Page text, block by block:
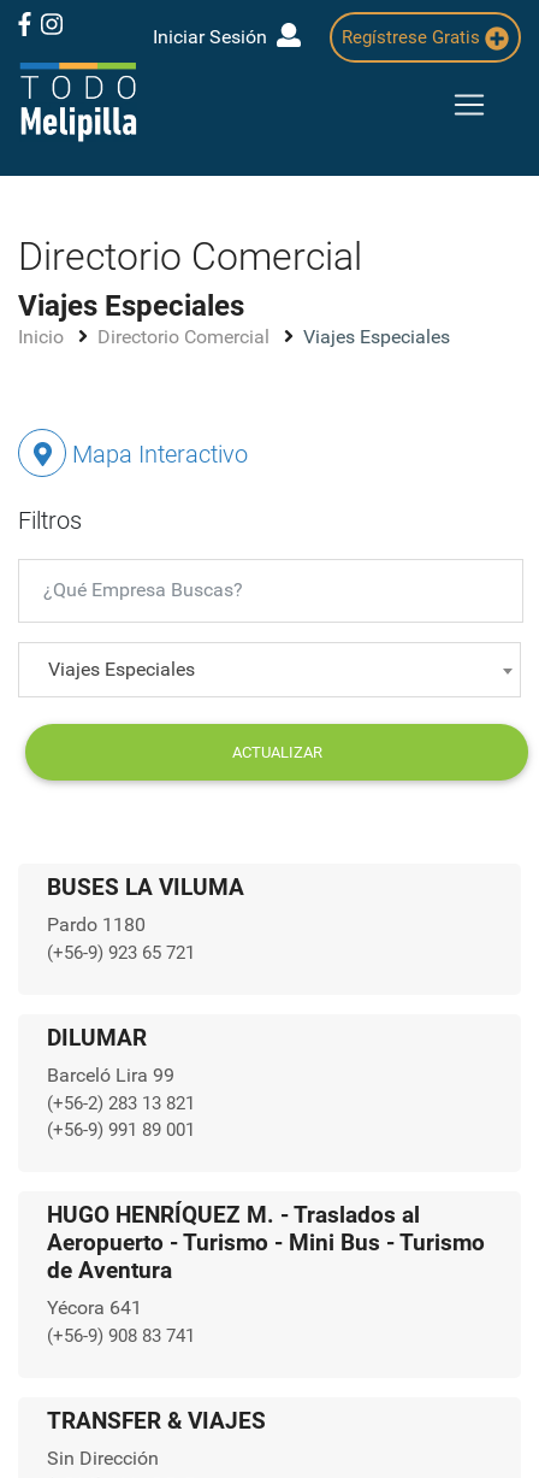
Iniciar Sesión Regístrese Gratis
Directorio Comercial
Viajes Especiales
Inicio Directorio Comercial Viajes Especiales
Mapa Interactivo
Filtros
Viajes Especiales
ACTUALIZAR
BUSES LA VILUMA
Pardo 1180
(+56-9) 923 65 721
DILUMAR
Barceló Lira 99
(+56-2) 283 13 821
(+56-9) 991 89 001
HUGO HENRÍQUEZ M. - Traslados al
Aeropuerto - Turismo - Mini Bus - Turismo
de Aventura
Yécora 641
(+56-9) 908 83 741
TRANSFER & VIAJES
Sin Dirección